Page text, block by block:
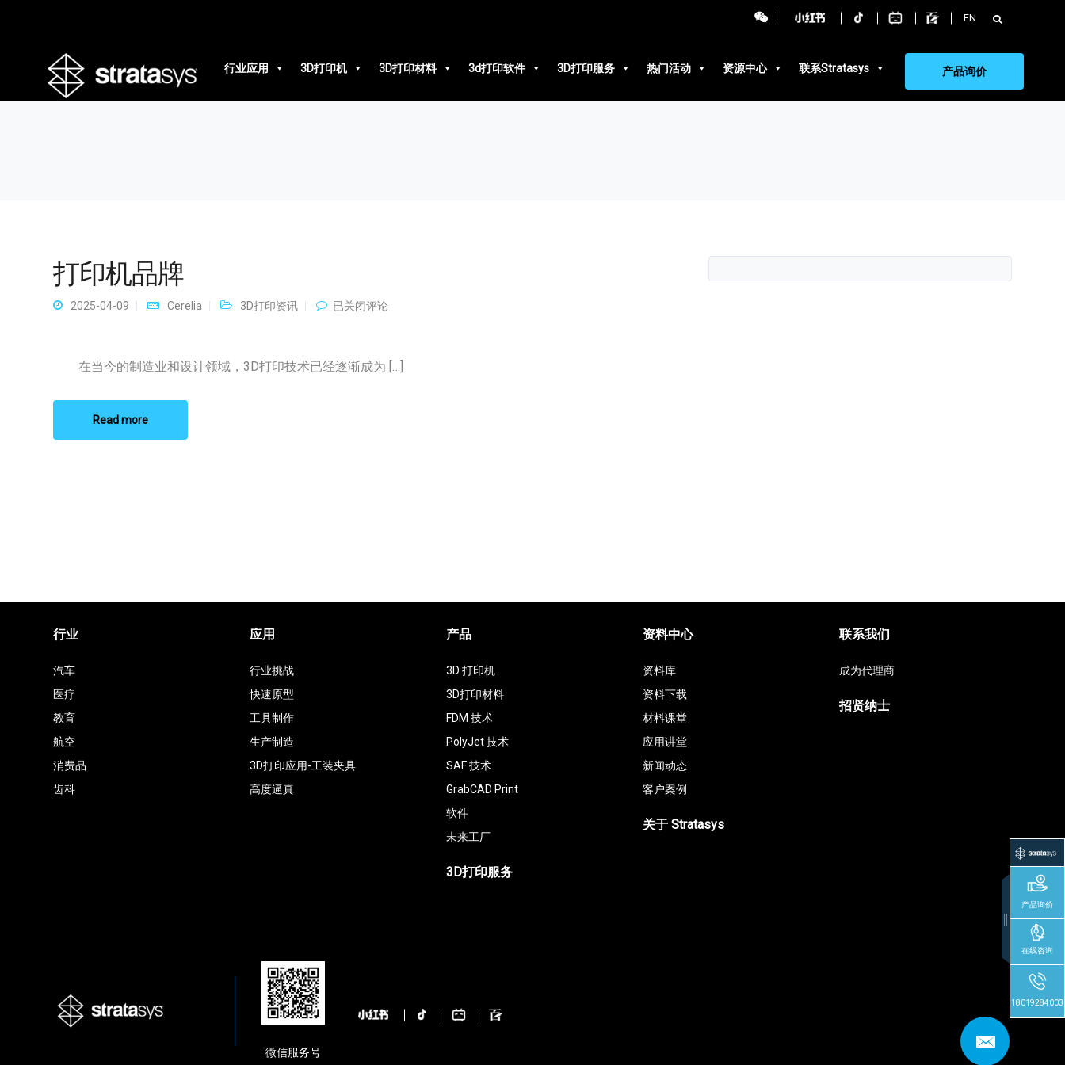
EN 搜
索：
行业应用
3D打印机 3D打印材料 3d打印软件 3D打印服务 热门活动 资源中心 联系Stratasys 产品询价
打印机品牌
2025-04-09 Cerelia 3D打印资讯
打
牌
已关闭评论
在当今的制造业和设计领域，3D打印技术已经逐渐成为 […]
Read more
行业
汽车
医疗
教育
航空
消费品
齿科
应用
行业挑战
快速原型
工具制作
生产制造
3D打印应用-工装夹具
高度逼真
产品
3D 打印机
3D打印材料
FDM 技术
PolyJet 技术
SAF 技术
GrabCAD Print
软件
未来工厂
3D打印服务
资料中心
资料库
资料下载
材料课堂
应用讲堂
新闻动态
客户案例
关于 Stratasys
联系我们
成为代理商
招贤纳士
微信服务号
产品询价
在线咨询
18019284003